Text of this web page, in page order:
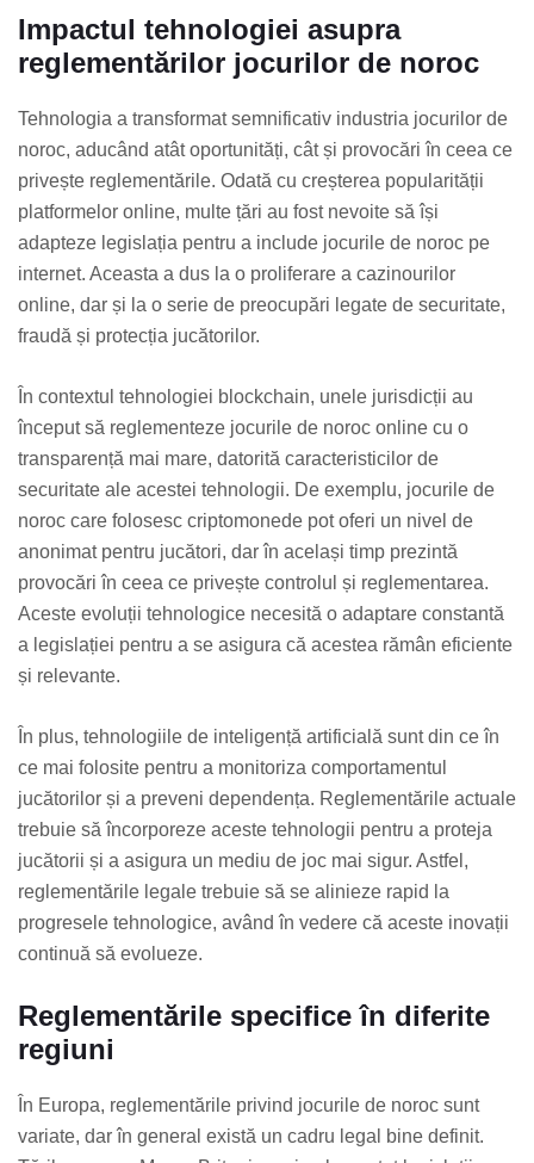
Impactul tehnologiei asupra
reglementărilor jocurilor de noroc
Tehnologia a transformat semnificativ industria jocurilor de
noroc, aducând atât oportunități, cât și provocări în ceea ce
privește reglementările. Odată cu creșterea popularității
platformelor online, multe țări au fost nevoite să își
adapteze legislația pentru a include jocurile de noroc pe
internet. Aceasta a dus la o proliferare a cazinourilor
online, dar și la o serie de preocupări legate de securitate,
fraudă și protecția jucătorilor.
În contextul tehnologiei blockchain, unele jurisdicții au
început să reglementeze jocurile de noroc online cu o
transparență mai mare, datorită caracteristicilor de
securitate ale acestei tehnologii. De exemplu, jocurile de
noroc care folosesc criptomonede pot oferi un nivel de
anonimat pentru jucători, dar în același timp prezintă
provocări în ceea ce privește controlul și reglementarea.
Aceste evoluții tehnologice necesită o adaptare constantă
a legislației pentru a se asigura că acestea rămân eficiente
și relevante.
În plus, tehnologiile de inteligență artificială sunt din ce în
ce mai folosite pentru a monitoriza comportamentul
jucătorilor și a preveni dependența. Reglementările actuale
trebuie să încorporeze aceste tehnologii pentru a proteja
jucătorii și a asigura un mediu de joc mai sigur. Astfel,
reglementările legale trebuie să se alinieze rapid la
progresele tehnologice, având în vedere că aceste inovații
continuă să evolueze.
Reglementările specifice în diferite
regiuni
În Europa, reglementările privind jocurile de noroc sunt
variate, dar în general există un cadru legal bine definit.